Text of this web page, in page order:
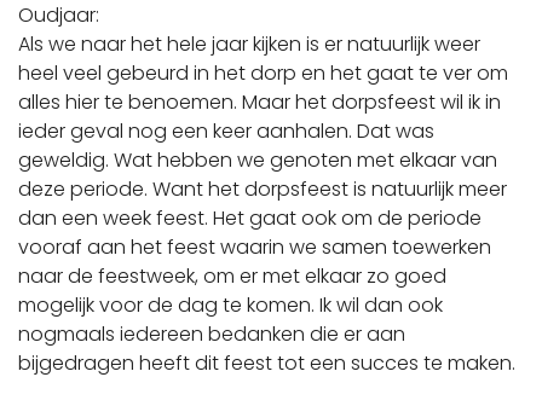
Oudjaar:
Als we naar het hele jaar kijken is er natuurlijk weer
heel veel gebeurd in het dorp en het gaat te ver om
alles hier te benoemen. Maar het dorpsfeest wil ik in
ieder geval nog een keer aanhalen. Dat was
geweldig. Wat hebben we genoten met elkaar van
deze periode. Want het dorpsfeest is natuurlijk meer
dan een week feest. Het gaat ook om de periode
vooraf aan het feest waarin we samen toewerken
naar de feestweek, om er met elkaar zo goed
mogelijk voor de dag te komen. Ik wil dan ook
nogmaals iedereen bedanken die er aan
bijgedragen heeft dit feest tot een succes te maken.